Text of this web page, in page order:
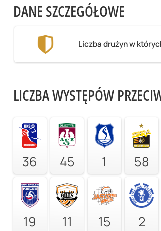
DANE SZCZEGÓŁOWE
Liczba drużyn w
LICZBA WYSTĘPÓW
36 45 1 58
19 11 15 2